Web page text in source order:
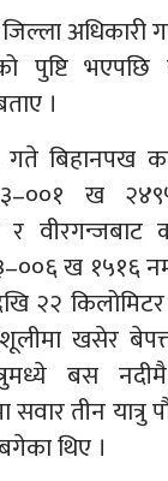
पुष्टि भएपछि
।
बिहानपख
ख
वीरगन्जबाट
ख १५१६
२२ किलोमिटर
खसेर
बस
सवार तीन यात्रु
थिए ।